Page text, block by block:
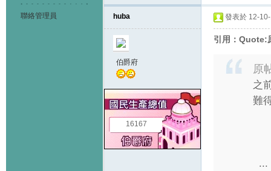
聯絡管理員 huba
伯爵府
16167
發表於 12-
引用：Quote:
原
之
難
...